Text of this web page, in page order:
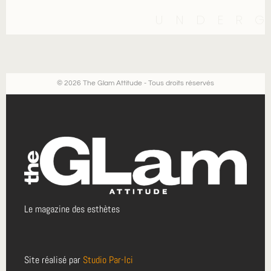
© 2026 The Glam Attitude - Tous droits réservés
Le magazine des esthètes
Site réalisé par Studio Par-Ici